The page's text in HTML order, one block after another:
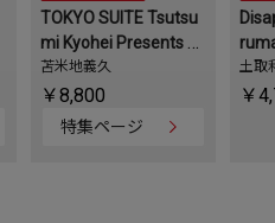
TOKYO SUITE Tsutsu
mi Kyohei Presents fo
r TOMA＜限定生産盤/
180g重量盤＞
苫米地義久
￥8,800
特集ページ
土取
￥